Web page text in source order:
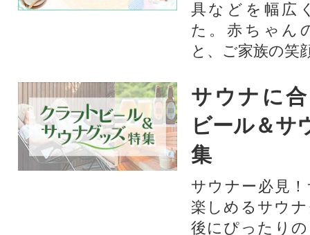
具などを幅広
た。赤ちゃん
と、ご家族の笑
サウナに
ビール＆サ
集
サウナー必見
楽しめるサウ
後にぴったり